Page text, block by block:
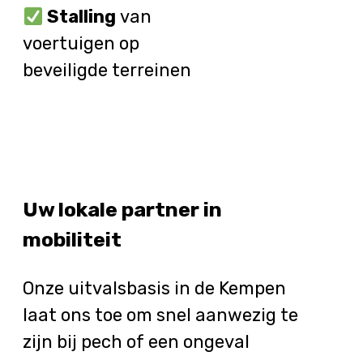
Stalling van
voertuigen op
beveiligde terreinen
Uw lokale partner in
mobiliteit
Onze uitvalsbasis in de Kempen
laat ons toe om snel aanwezig te
zijn bij pech of een ongeval